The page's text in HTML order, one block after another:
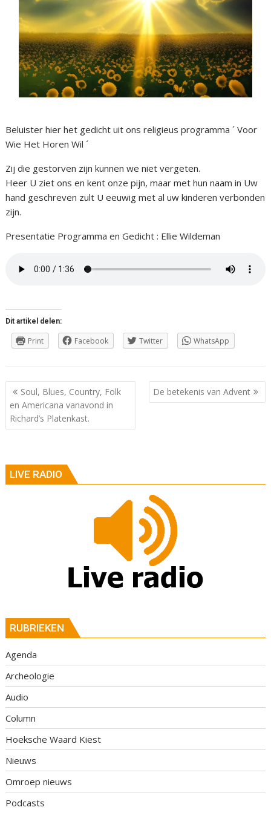
Beluister hier het gedicht uit ons religieus programma ´ Voor
Wie Het Horen Wil ´
Zij die gestorven zijn kunnen we niet vergeten.
Heer U ziet ons en kent onze pijn, maar met hun naam in Uw
hand geschreven zult U eeuwig met al uw kinderen verbonden
zijn.
Presentatie Programma en Gedicht : Ellie Wildeman
Dit artikel delen:
Print Facebook Twitter WhatsApp
Berichtnavigatie
Soul, Blues, Country, Folk
en Americana vanavond in
Richard’s Platenkast.
De betekenis van Advent
LIVE RADIO
RUBRIEKEN
Agenda
Archeologie
Audio
Column
Hoeksche Waard Kiest
Nieuws
Omroep nieuws
Podcasts